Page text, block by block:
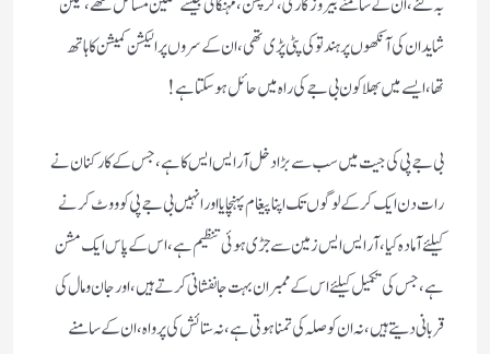
شاید ان کی آنکھوں پر ہندتو کی پٹی پڑی تھی،ان کے سروں پر الیکشن کمیشن کا ہاتھ
تھا،ایسے میں بھلا کون بی جے کی راہ میں حائل ہو سکتا ہے!
بی جے پی کی جیت میں سب سے بڑا دخل آر ایس ایس کا ہے،جس کے کارکنان نے
رات دن ایک کرکے لوگوں تک اپنا پیغام پہنچایا اور انہیں بی جے پی کو ووٹ کرنے
کیلئے آمادہ کیا،آرایس ایس زمین سے جڑی ہوئی تنظیم ہے،اس کے پاس ایک مشن
ہے،جس کی تکمیل کیلئے اس کے ممبران بہت جانفشانی کرتے ہیں،اور جان ومال کی
قربانی دیتے ہیں،نہ ان کو صلہ کی تمنا ہوتی ہے،نہ ستائش کی پرواہ،ان کے سامنے